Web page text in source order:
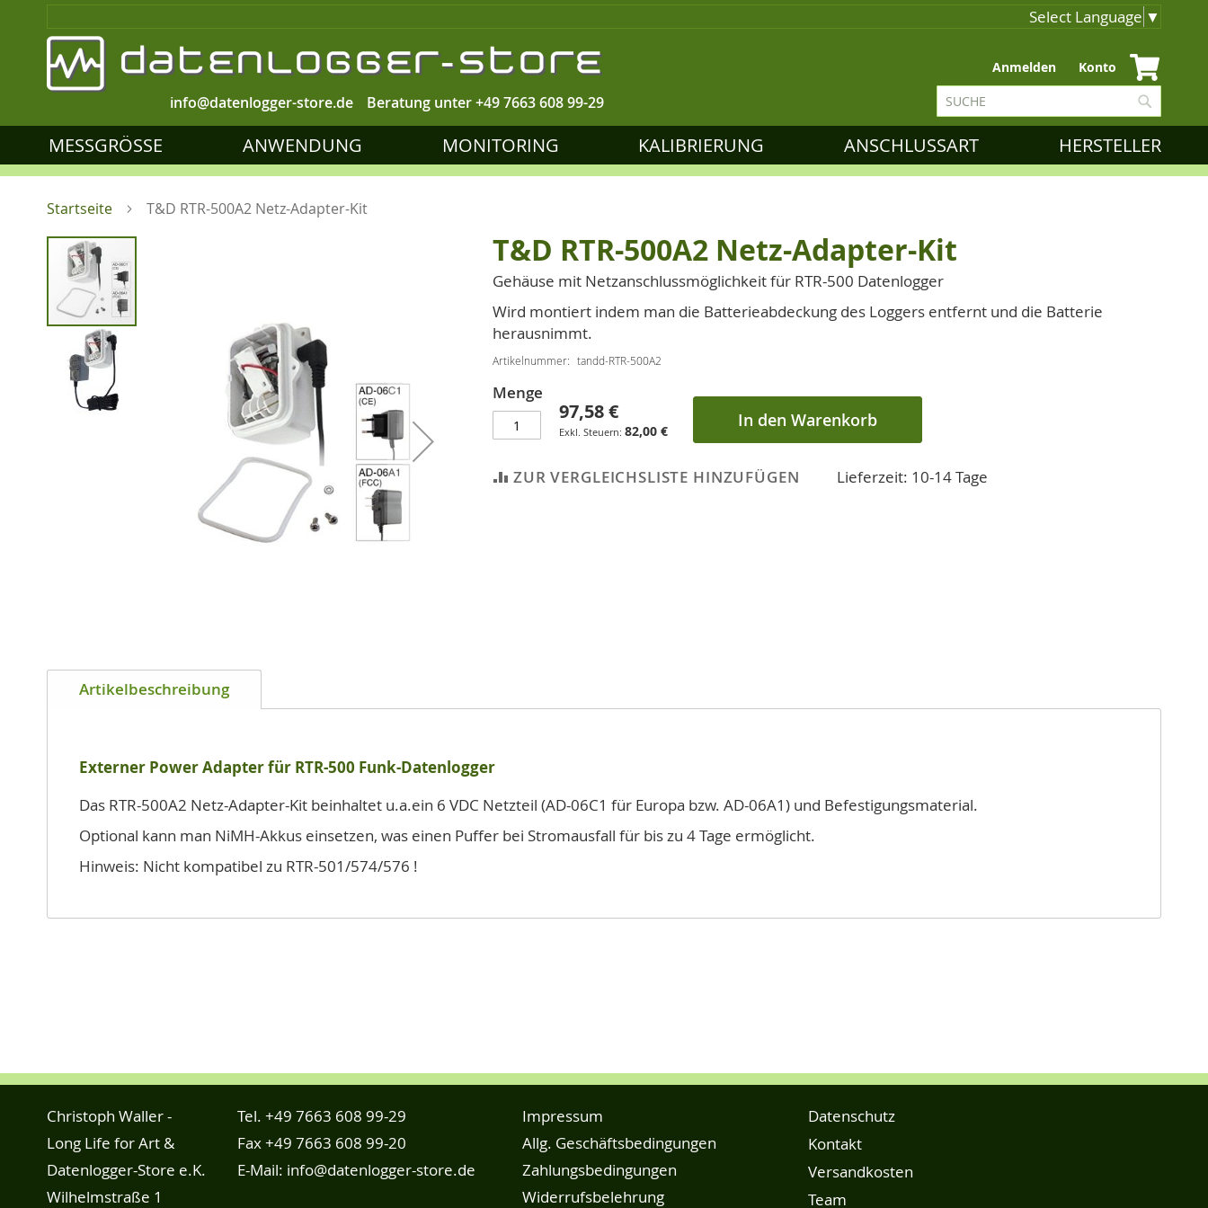
Select Language ▼
Beratung unter+49 7663 608 99-29
info@datenlogger-store.de
Zum
Inhalt
springen
Anmelden Konto
Suche
MESSGRÖSSE ANWENDUNG MONITORING KALIBRIERUNG ANSCHLUSSART HERSTELLER
Startseite T&D RTR-500A2 Netz-Adapter-Kit
Zum
Ende
der
Bildgalerie
springen
Anfang
T&D RTR-500A2 Netz-Adapter-Kit
Gehäuse mit Netzanschlussmöglichkeit für RTR-500 Datenlogger
Wird montiert indem man die Batterieabdeckung des Loggers entfernt und die Batterie
herausnimmt.
Artikelnummer tandd-RTR-500A2
Menge
97,58 €
82,00 € In den Warenkorb
ZUR VERGLEICHSLISTE HINZUFÜGEN Lieferzeit: 10-14 Tage
Artikelbeschreibung
Externer Power Adapter für RTR-500 Funk-Datenlogger
Das RTR-500A2 Netz-Adapter-Kit beinhaltet u.a.ein 6 VDC Netzteil (AD-06C1 für Europa bzw. AD-06A1) und Befestigungsmaterial.
Optional kann man NiMH-Akkus einsetzen, was einen Puffer bei Stromausfall für bis zu 4 Tage ermöglicht.
Hinweis: Nicht kompatibel zu RTR-501/574/576 !
Christoph Waller -
Long Life for Art &
Datenlogger-Store e.K.
Wilhelmstraße 1
Tel. +49 7663 608 99-29
Fax +49 7663 608 99-20
E-Mail: info@datenlogger-store.de
Impressum
Allg. Geschäftsbedingungen
Zahlungsbedingungen
Widerrufsbelehrung
Datenschutz
Kontakt
Versandkosten
Team